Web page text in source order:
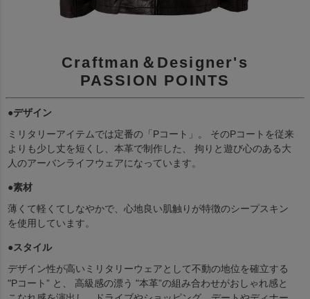
Craftman＆Designer's
PASSION POINTS
●デザイン
ミリタリーアイテムでは定番の「Pコート」。 そのPコートを従来
よりも少し丈を短くし、本革で制作した、 拘りと遊び心のある大
人のアーバンライフウェアになっています。
●素材
薄くて軽くてしなやかで、心地良い肌触りが特徴のシープスキン
を使用しています。
●スタイル
デザイン性が高いミリタリーウェアとして不動の地位を確立する
"Pコート” と、 高級感の漂う "本革”の組み合わせがおしゃれ感と